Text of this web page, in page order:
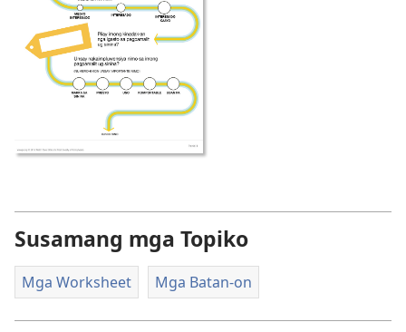
Susamang mga Topiko
Mga Worksheet Mga Batan-on